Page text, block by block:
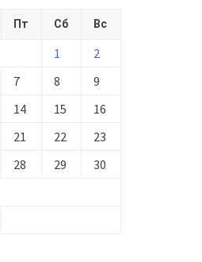
Пт Сб Вс
1
2
7 8
9
14 15
16
21 22
23
28 29
30